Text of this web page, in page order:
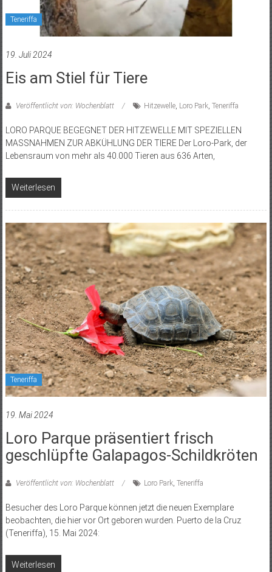
Teneriffa
19. Juli 2024
Eis am Stiel für Tiere
Veröffentlicht von: Wochenblatt Hitzewelle, Loro Park, Teneriffa
LORO PARQUE BEGEGNET DER HITZEWELLE MIT SPEZIELLEN
MASSNAHMEN ZUR ABKÜHLUNG DER TIERE Der Loro-Park, der
Lebensraum von mehr als 40.000 Tieren aus 636 Arten,
Weiterlesen
Teneriffa
19. Mai 2024
Loro Parque präsentiert frisch
geschlüpfte Galapagos-Schildkröten
Veröffentlicht von: Wochenblatt Loro Park, Teneriffa
Besucher des Loro Parque können jetzt die neuen Exemplare
beobachten, die hier vor Ort geboren wurden. Puerto de la Cruz
(Teneriffa), 15. Mai 2024:
Weiterlesen